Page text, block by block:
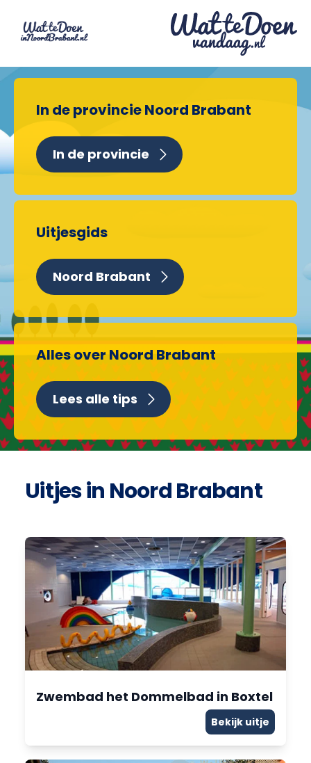
In de provincie Noord Brabant
In de provincie
Uitjesgids
Noord Brabant
Alles over Noord Brabant
Lees alle tips
Uitjes in Noord Brabant
Zwembad het Dommelbad in Boxtel
Bekijk uitje